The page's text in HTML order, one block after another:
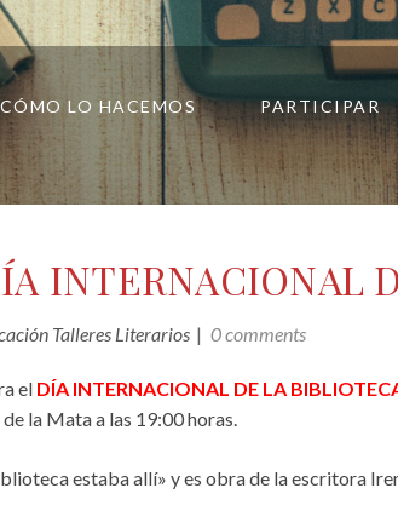
CÓMO LO HACEMOS PARTICIPAR
INTERNACIONAL
Talleres Literarios 0 comments
el DÍA INTERNACIONAL DE LA
la Mata a las 19:00 horas.
estaba allí» y es obra de la escritora